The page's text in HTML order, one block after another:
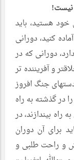
نیست!
هستید، باید
کنید، دورانی
دورانی که در
و آفریننده تر
جنگ افروز
در گذشته به راه
راه بیندازند، در
برای آن دوران
و راحت طلبی و